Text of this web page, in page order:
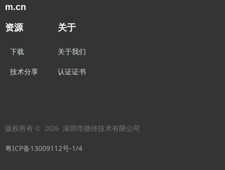
版权所有 ©  2026 深圳市德传技术有限公司
m.cn
资源
下载
技术分享
关于
关于我们
认证证书
粤ICP备13009112号-1/4